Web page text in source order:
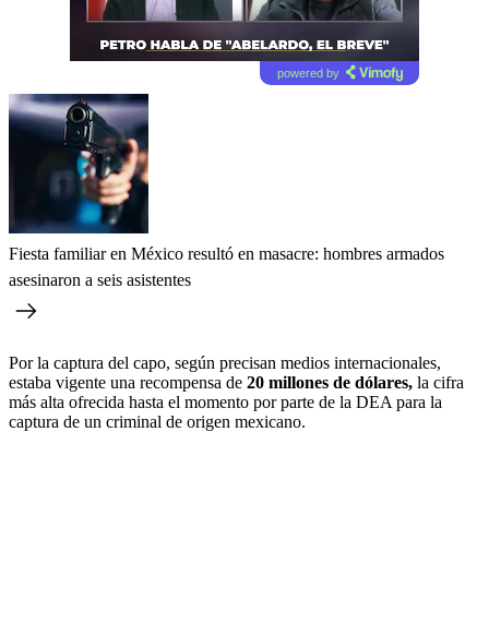
powered by
Fiesta familiar en México resultó en masacre: hombres armados
asesinaron a seis asistentes
Por la captura del capo, según precisan medios internacionales,
estaba vigente una recompensa de 20 millones de dólares, la cifra
más alta ofrecida hasta el momento por parte de la DEA para la
captura de un criminal de origen mexicano.